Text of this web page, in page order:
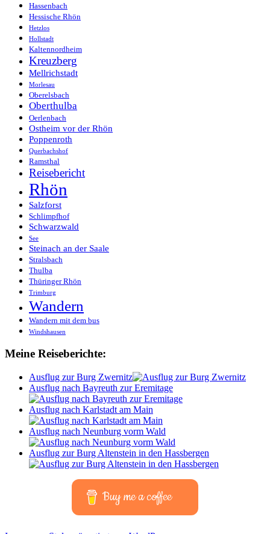
Hassenbach
Hessische Rhön
Hetzlos
Hollstadt
Kaltennordheim
Kreuzberg
Mellrichstadt
Morlesau
Oberelsbach
Oberthulba
Oerlenbach
Ostheim vor der Rhön
Poppenroth
Querbachshof
Ramsthal
Reisebericht
Rhön
Salzforst
Schlimpfhof
Schwarzwald
See
Steinach an der Saale
Stralsbach
Thulba
Thüringer Rhön
Trimburg
Wandern
Wandern mit dem bus
Windshausen
Meine Reiseberichte:
Ausflug zur Burg Zwernitz
Ausflug nach Bayreuth zur Eremitage
Ausflug nach Karlstadt am Main
Ausflug nach Neunburg vorm Wald
Ausflug zur Burg Altenstein in den Hassbergen
Buy me a coffee